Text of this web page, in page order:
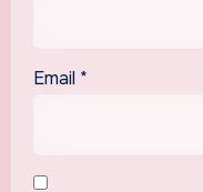
Email *